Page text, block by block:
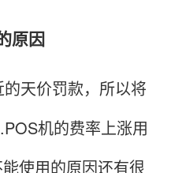
原因
天价罚款，所以将
机的费率上涨用
使用的原因还有很